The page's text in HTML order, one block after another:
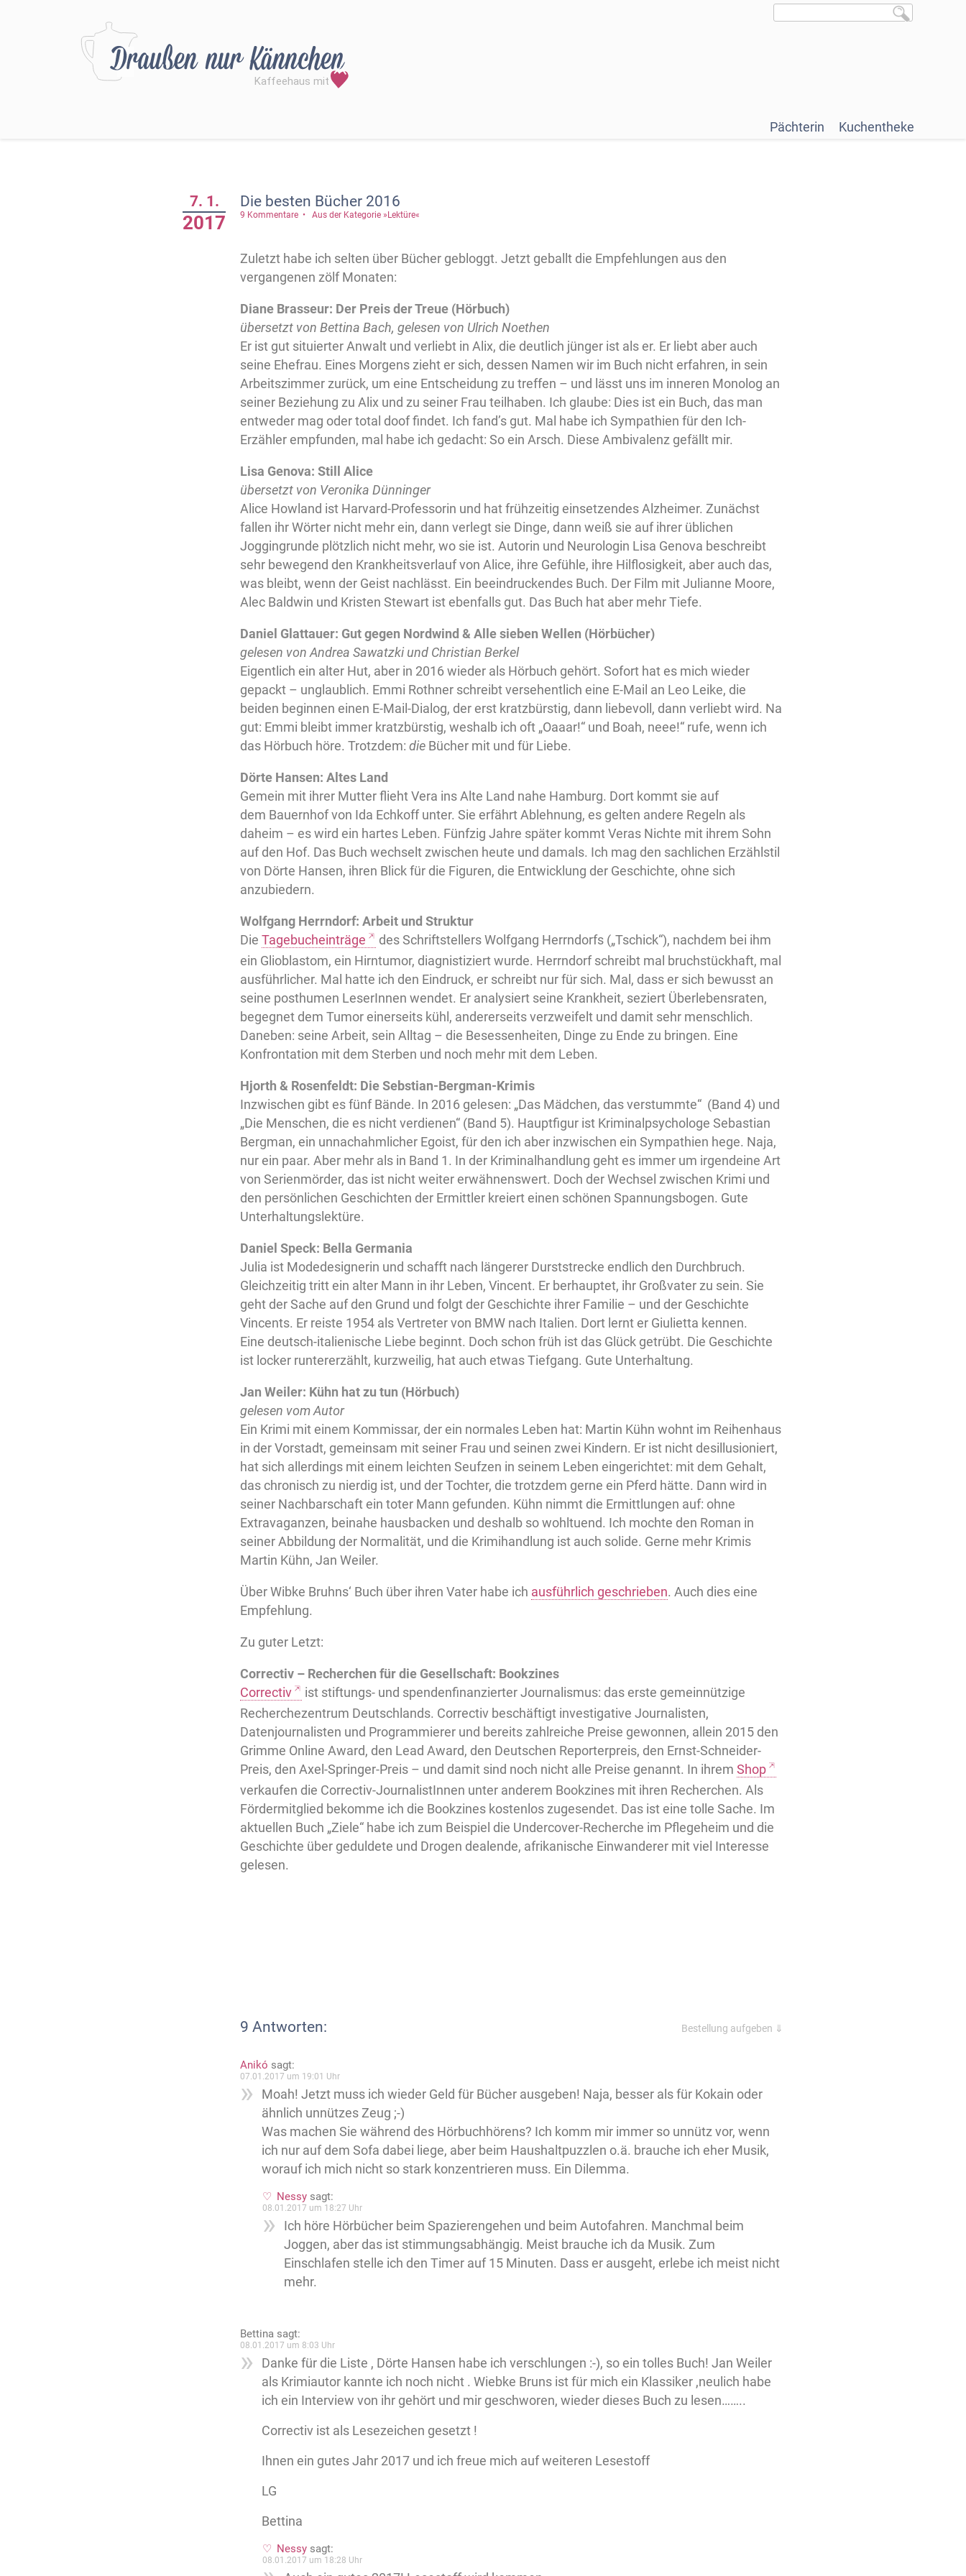
Pächterin Kuchentheke
Die besten Bücher 2016
7. 1.
2017 9 Kommentare Aus der Kategorie »Lektüre«
Zuletzt habe ich selten über Bücher gebloggt. Jetzt geballt die Empfehlungen aus den
vergangenen zölf Monaten:
Diane Brasseur: Der Preis der Treue (Hörbuch)
übersetzt von Bettina Bach, gelesen von Ulrich Noethen
Er ist gut situierter Anwalt und verliebt in Alix, die deutlich jünger ist als er. Er liebt aber auch
seine Ehefrau. Eines Morgens zieht er sich, dessen Namen wir im Buch nicht erfahren, in sein
Arbeitszimmer zurück, um eine Entscheidung zu treffen – und lässt uns im inneren Monolog an
seiner Beziehung zu Alix und zu seiner Frau teilhaben. Ich glaube: Dies ist ein Buch, das man
entweder mag oder total doof findet. Ich fand’s gut. Mal habe ich Sympathien für den Ich-
Erzähler empfunden, mal habe ich gedacht: So ein Arsch. Diese Ambivalenz gefällt mir.
Lisa Genova: Still Alice
übersetzt von Veronika Dünninger
Alice Howland ist Harvard-Professorin und hat frühzeitig einsetzendes Alzheimer. Zunächst
fallen ihr Wörter nicht mehr ein, dann verlegt sie Dinge, dann weiß sie auf ihrer üblichen
Joggingrunde plötzlich nicht mehr, wo sie ist. Autorin und Neurologin Lisa Genova beschreibt
sehr bewegend den Krankheitsverlauf von Alice, ihre Gefühle, ihre Hilflosigkeit, aber auch das,
was bleibt, wenn der Geist nachlässt. Ein beeindruckendes Buch. Der Film mit Julianne Moore,
Alec Baldwin und Kristen Stewart ist ebenfalls gut. Das Buch hat aber mehr Tiefe.
Daniel Glattauer: Gut gegen Nordwind & Alle sieben Wellen (Hörbücher)
gelesen von Andrea Sawatzki und Christian Berkel
Eigentlich ein alter Hut, aber in 2016 wieder als Hörbuch gehört. Sofort hat es mich wieder
gepackt – unglaublich. Emmi Rothner schreibt versehentlich eine E-Mail an Leo Leike, die
beiden beginnen einen E-Mail-Dialog, der erst kratzbürstig, dann liebevoll, dann verliebt wird. Na
gut: Emmi bleibt immer kratzbürstig, weshalb ich oft „Oaaar!“ und Boah, neee!“ rufe, wenn ich
das Hörbuch höre. Trotzdem: die Bücher mit und für Liebe.
Dörte Hansen: Altes Land
Gemein mit ihrer Mutter flieht Vera ins Alte Land nahe Hamburg. Dort kommt sie auf
dem Bauernhof von Ida Echkoff unter. Sie erfährt Ablehnung, es gelten andere Regeln als
daheim – es wird ein hartes Leben. Fünfzig Jahre später kommt Veras Nichte mit ihrem Sohn
auf den Hof. Das Buch wechselt zwischen heute und damals. Ich mag den sachlichen Erzählstil
von Dörte Hansen, ihren Blick für die Figuren, die Entwicklung der Geschichte, ohne sich
anzubiedern.
Wolfgang Herrndorf: Arbeit und Struktur
Die Tagebucheinträge
des Schriftstellers Wolfgang Herrndorfs („Tschick“), nachdem bei ihm
ein Glioblastom, ein Hirntumor, diagnistiziert wurde. Herrndorf schreibt mal bruchstückhaft, mal
ausführlicher. Mal hatte ich den Eindruck, er schreibt nur für sich. Mal, dass er sich bewusst an
seine posthumen LeserInnen wendet. Er analysiert seine Krankheit, seziert Überlebensraten,
begegnet dem Tumor einerseits kühl, andererseits verzweifelt und damit sehr menschlich.
Daneben: seine Arbeit, sein Alltag – die Besessenheiten, Dinge zu Ende zu bringen. Eine
Konfrontation mit dem Sterben und noch mehr mit dem Leben.
Hjorth & Rosenfeldt: Die Sebstian-Bergman-Krimis
Inzwischen gibt es fünf Bände. In 2016 gelesen: „Das Mädchen, das verstummte“ (Band 4) und
„Die Menschen, die es nicht verdienen“ (Band 5). Hauptfigur ist Kriminalpsychologe Sebastian
Bergman, ein unnachahmlicher Egoist, für den ich aber inzwischen ein Sympathien hege. Naja,
nur ein paar. Aber mehr als in Band 1. In der Kriminalhandlung geht es immer um irgendeine Art
von Serienmörder, das ist nicht weiter erwähnenswert. Doch der Wechsel zwischen Krimi und
den persönlichen Geschichten der Ermittler kreiert einen schönen Spannungsbogen. Gute
Unterhaltungslektüre.
Daniel Speck: Bella Germania
Julia ist Modedesignerin und schafft nach längerer Durststrecke endlich den Durchbruch.
Gleichzeitig tritt ein alter Mann in ihr Leben, Vincent. Er berhauptet, ihr Großvater zu sein. Sie
geht der Sache auf den Grund und folgt der Geschichte ihrer Familie – und der Geschichte
Vincents. Er reiste 1954 als Vertreter von BMW nach Italien. Dort lernt er Giulietta kennen.
Eine deutsch-italienische Liebe beginnt. Doch schon früh ist das Glück getrübt. Die Geschichte
ist locker runtererzählt, kurzweilig, hat auch etwas Tiefgang. Gute Unterhaltung.
Jan Weiler: Kühn hat zu tun (Hörbuch)
gelesen vom Autor
Ein Krimi mit einem Kommissar, der ein normales Leben hat: Martin Kühn wohnt im Reihenhaus
in der Vorstadt, gemeinsam mit seiner Frau und seinen zwei Kindern. Er ist nicht desillusioniert,
hat sich allerdings mit einem leichten Seufzen in seinem Leben eingerichtet: mit dem Gehalt,
das chronisch zu nierdig ist, und der Tochter, die trotzdem gerne ein Pferd hätte. Dann wird in
seiner Nachbarschaft ein toter Mann gefunden. Kühn nimmt die Ermittlungen auf: ohne
Extravaganzen, beinahe hausbacken und deshalb so wohltuend. Ich mochte den Roman in
seiner Abbildung der Normalität, und die Krimihandlung ist auch solide. Gerne mehr Krimis
Martin Kühn, Jan Weiler.
Über Wibke Bruhns‘ Buch über ihren Vater habe ich ausführlich geschrieben. Auch dies eine
Empfehlung.
Zu guter Letzt:
Correctiv – Recherchen für die Gesellschaft: Bookzines
Correctiv
ist stiftungs- und spendenfinanzierter Journalismus: das erste gemeinnützige
Recherchezentrum Deutschlands. Correctiv beschäftigt investigative Journalisten,
Datenjournalisten und Programmierer und bereits zahlreiche Preise gewonnen, allein 2015 den
Grimme Online Award, den Lead Award, den Deutschen Reporterpreis, den Ernst-Schneider-
Preis, den Axel-Springer-Preis – und damit sind noch nicht alle Preise genannt. In ihrem Shop
verkaufen die Correctiv-JournalistInnen unter anderem Bookzines mit ihren Recherchen. Als
Fördermitglied bekomme ich die Bookzines kostenlos zugesendet. Das ist eine tolle Sache. Im
aktuellen Buch „Ziele“ habe ich zum Beispiel die Undercover-Recherche im Pflegeheim und die
Geschichte über geduldete und Drogen dealende, afrikanische Einwanderer mit viel Interesse
gelesen.
9 Antworten: Bestellung aufgeben ⇓
Anikó sagt:
07.01.2017 um 19:01 Uhr
Moah! Jetzt muss ich wieder Geld für Bücher ausgeben! Naja, besser als für Kokain oder
ähnlich unnützes Zeug ;-)
Was machen Sie während des Hörbuchhörens? Ich komm mir immer so unnütz vor, wenn
ich nur auf dem Sofa dabei liege, aber beim Haushaltpuzzlen o.ä. brauche ich eher Musik,
worauf ich mich nicht so stark konzentrieren muss. Ein Dilemma.
Nessy sagt:
08.01.2017 um 18:27 Uhr
Ich höre Hörbücher beim Spazierengehen und beim Autofahren. Manchmal beim
Joggen, aber das ist stimmungsabhängig. Meist brauche ich da Musik. Zum
Einschlafen stelle ich den Timer auf 15 Minuten. Dass er ausgeht, erlebe ich meist nicht
mehr.
Bettina sagt:
08.01.2017 um 8:03 Uhr
Danke für die Liste , Dörte Hansen habe ich verschlungen :-), so ein tolles Buch! Jan Weiler
als Krimiautor kannte ich noch nicht . Wiebke Bruns ist für mich ein Klassiker ,neulich habe
ich ein Interview von ihr gehört und mir geschworen, wieder dieses Buch zu lesen……..
Correctiv ist als Lesezeichen gesetzt !
Ihnen ein gutes Jahr 2017 und ich freue mich auf weiteren Lesestoff
LG
Bettina
Nessy sagt:
08.01.2017 um 18:28 Uhr